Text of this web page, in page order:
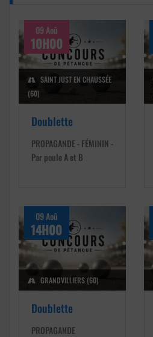
09 Aoû
10H00
SAINT JUST EN CHAUSSÉE
(60)
Doublette
PROPAGANDE - FÉMININ -
Par poule A et B
09 Aoû
14H00
GRANDVILLIERS (60)
Doublette
PROPAGANDE